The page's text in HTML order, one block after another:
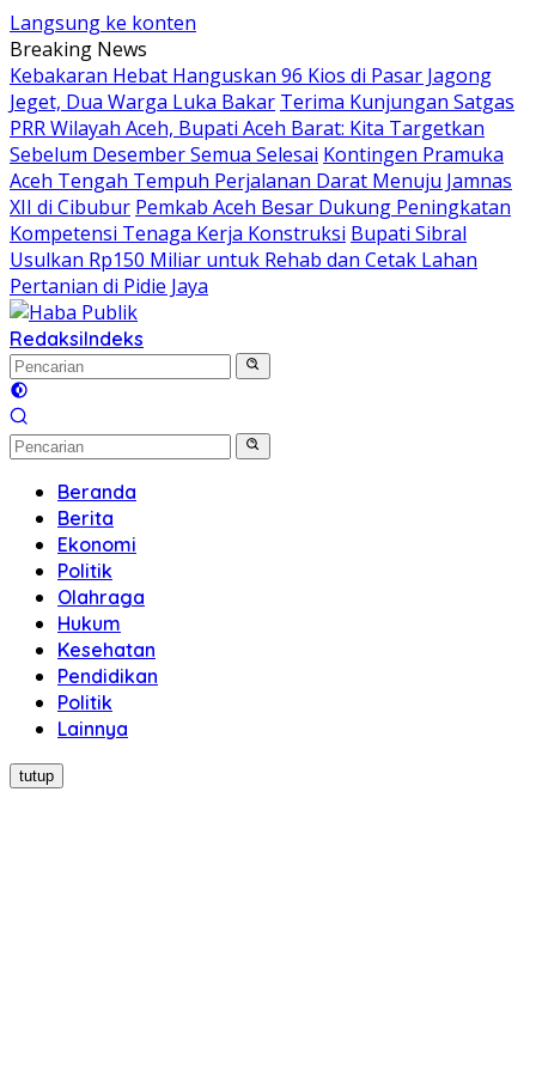
Langsung ke konten
Breaking News
Kebakaran Hebat Hanguskan 96 Kios di Pasar Jagong
Jeget, Dua Warga Luka Bakar Terima Kunjungan Satgas
PRR Wilayah Aceh, Bupati Aceh Barat: Kita Targetkan
Sebelum Desember Semua Selesai Kontingen Pramuka
Aceh Tengah Tempuh Perjalanan Darat Menuju Jamnas
XII di Cibubur Pemkab Aceh Besar Dukung Peningkatan
Kompetensi Tenaga Kerja Konstruksi Bupati Sibral
Usulkan Rp150 Miliar untuk Rehab dan Cetak Lahan
Pertanian di Pidie Jaya
RedaksiIndeks
Beranda
Berita
Ekonomi
Politik
Olahraga
Hukum
Kesehatan
Pendidikan
Politik
Lainnya
tutup